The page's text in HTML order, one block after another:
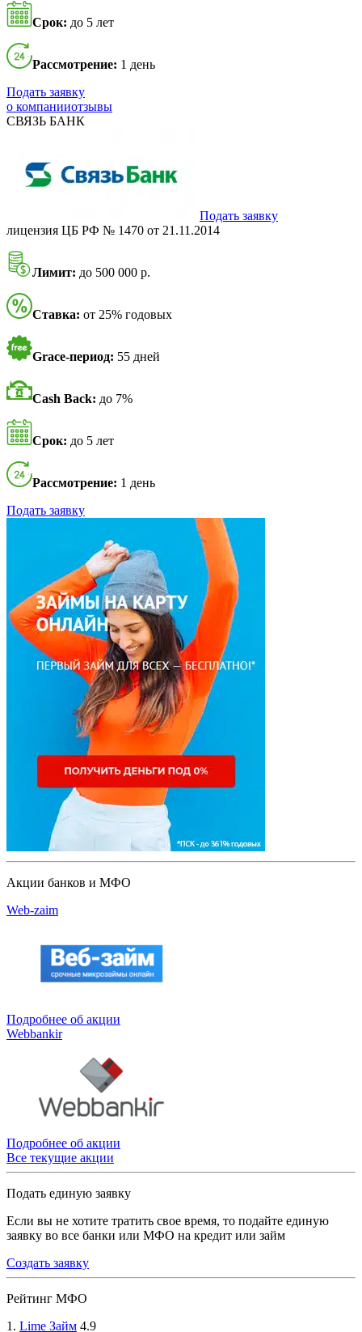
Срок: до 5 лет
Рассмотрение: 1 день
Подать заявку
о компанииотзывы
СВЯЗЬ БАНК
Подать заявку
лицензия ЦБ РФ № 1470 от 21.11.2014
Лимит: до 500 000 р.
Ставка: от 25% годовых
Grace-период: 55 дней
Cash Back: до 7%
Срок: до 5 лет
Рассмотрение: 1 день
Подать заявку
Акции банков и МФО
Web-zaim
Подробнее об акции
Webbankir
Подробнее об акции
Все текущие акции
Подать единую заявку
Если вы не хотите тратить свое время, то подайте единую
заявку во все банки или МФО на кредит или займ
Создать заявку
Рейтинг МФО
1. Lime Займ 4.9